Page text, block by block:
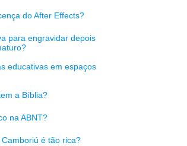
do After Effects?
para engravidar depois
educativas em espaços
a Bíblia?
na ABNT?
é tão rica?